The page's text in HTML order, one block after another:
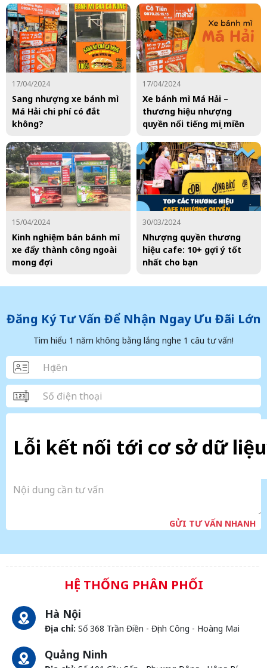
17/04/2024
Sang nhượng xe bánh mì
Má Hải chi phí có đắt
không?
17/04/2024
Xe bánh mì Má Hải –
thương hiệu nhượng
quyền nổi tiếng mọi miền
15/04/2024
Kinh nghiệm bán bánh mì
xe đẩy thành công ngoài
mong đợi
30/03/2024
Nhượng quyền thương
hiệu cafe: 10+ gợi ý tốt
nhất cho bạn
Đăng Ký Tư Vấn Để Nhận Ngay Ưu Đãi Lớn
Tìm hiểu 1 năm không bằng lắng nghe 1 câu tư vấn!
Lỗi kết nối tới cơ sở dữ liệu
GỬI TƯ VẤN NHANH
HỆ THỐNG PHÂN PHỐI
Hà Nội
Địa chỉ: Số 368 Trần Điền - Định Công - Hoàng Mai
Quảng Ninh